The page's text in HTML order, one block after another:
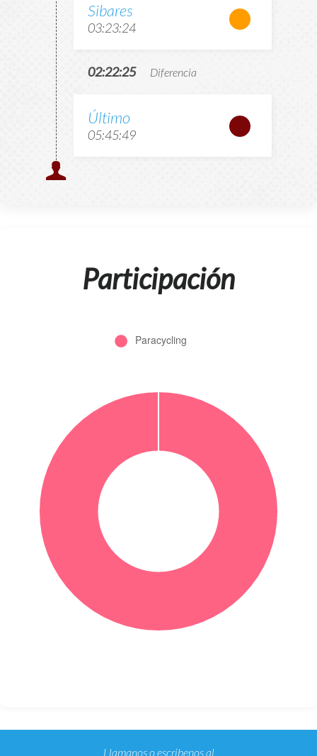
Sibares
03:23:24
02:22:25 Diferencia
Último
05:45:49
Participación
Llamanos o escribenos al